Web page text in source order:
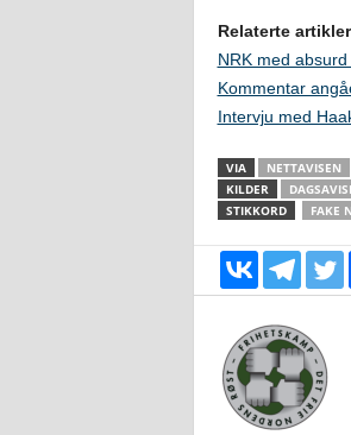
Relaterte
NRK med
Kommentar
Intervju med
VIA
NETTAVISEN
KILDER
STIKKORD
FAKE